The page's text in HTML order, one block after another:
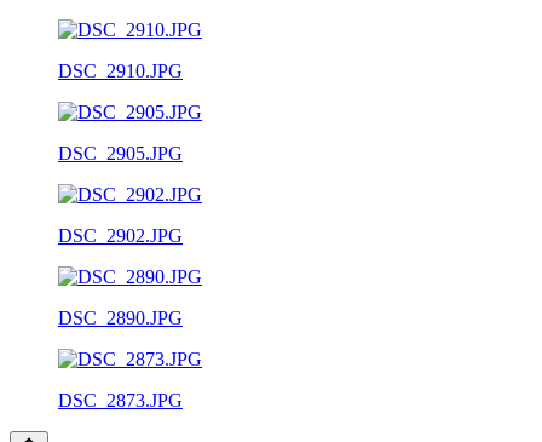
DSC_2910.JPG
DSC_2905.JPG
DSC_2902.JPG
DSC_2890.JPG
DSC_2873.JPG